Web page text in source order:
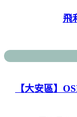
飛
【大安區】